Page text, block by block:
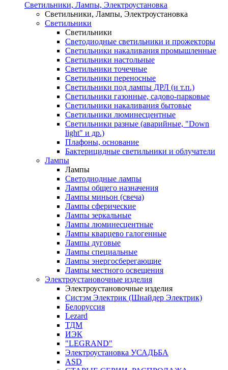
Светильники, Лампы, Электроустановка
Светильники, Лампы, Электроустановка
Светильники
Светильники
Светодиодные светильники и прожекторы
Светильники накаливания промышленные
Светильники настольные
Светильники точечные
Светильники переносные
Светильники под лампы ДРЛ (и т.п.)
Светильники газонные, садово-парковые
Светильники накаливания бытовые
Светильники люминесцентные
Светильники разные (аварийные, "Down
light" и др.)
Плафоны, основание
Бактерицидные светильники и облучатели
Лампы
Лампы
Светодиодные лампы
Лампы общего назначения
Лампы миньон (свеча)
Лампы сферические
Лампы зеркальные
Лампы люминесцентные
Лампы кварцево галогенные
Лампы дуговые
Лампы специальные
Лампы энергосберегающие
Лампы местного освещения
Электроустановочные изделия
Электроустановочные изделия
Систэм Электрик (Шнайдер Электрик)
Белоруссия
Lezard
ТДМ
ИЭК
"LEGRAND"
Электроустановка УСАДЬБА
ASD